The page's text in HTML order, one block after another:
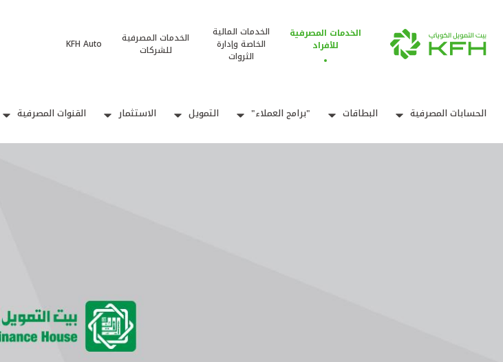
الخدمات المصرفية
للأفراد
الخدمات المالية
الخاصة وإدارة
الثروات
الخدمات المصرفية
للشركات
KFH Auto
الحسابات المصرفية البطاقات "برامج العملاء" التمويل الاستثمار القنوات المصرفية